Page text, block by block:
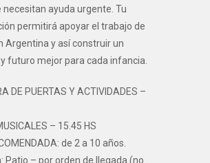
necesitan ayuda urgente. Tu
permitirá apoyar el trabajo de
Argentina y así construir un
futuro mejor para cada infancia.
DE PUERTAS Y ACTIVIDADES –
– 15.45 HS
de 2 a 10 años.
Patio – por orden de llegada (no